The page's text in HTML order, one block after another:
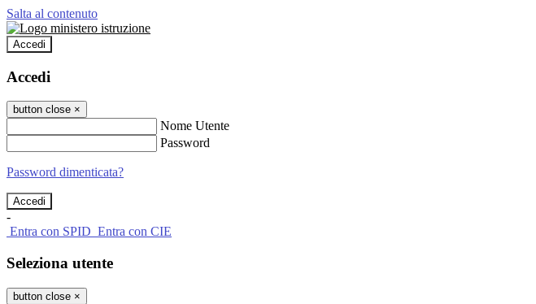
Salta al contenuto
Accedi
Accedi
button close ×
Nome Utente
Password
Password dimenticata?
-
Entra con SPID Entra con CIE
Seleziona utente
button close ×